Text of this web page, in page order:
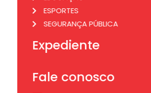
ESPORTES
SEGURANÇA PÚBLICA
Expediente
Fale conosco